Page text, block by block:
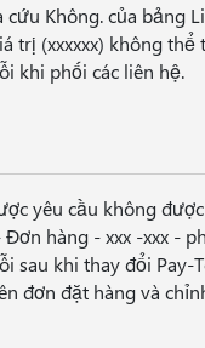
cứu Không. của bảng
trị (xxxxxx) không thể
khi phối các liên hệ.
yêu cầu không
hàng - xxx -xxx -
sau khi thay đổi Pay-
đơn đặt hàng và